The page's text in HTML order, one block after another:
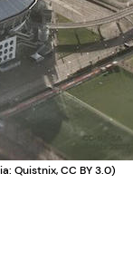
Quistnix, CC BY 3.0)